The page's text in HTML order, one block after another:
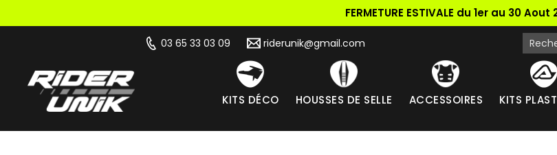
FERMETURE ESTIVALE du 1er au 30 Aout
03 65 33 03 09 riderunik@gmail.com
KITS DÉCO HOUSSES DE SELLE ACCESSOIRES KITS